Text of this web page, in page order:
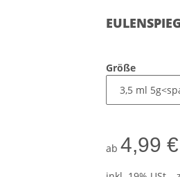
Größe
ab 4,99 €